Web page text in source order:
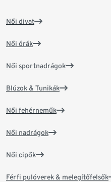
Női divat
Női órák
Női sportnadrágok
Blúzok & Tunikák
Női fehérneműk
Női nadrágok
Női cipők
Férfi pulóverek & melegítőfelsők